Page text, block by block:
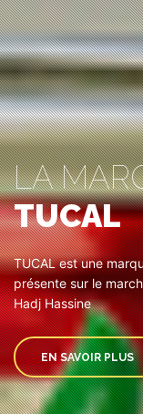
LA
TUCAL
TUCAL est une
présente sur le
Hadj Hassine
EN SAVOIR PLUS